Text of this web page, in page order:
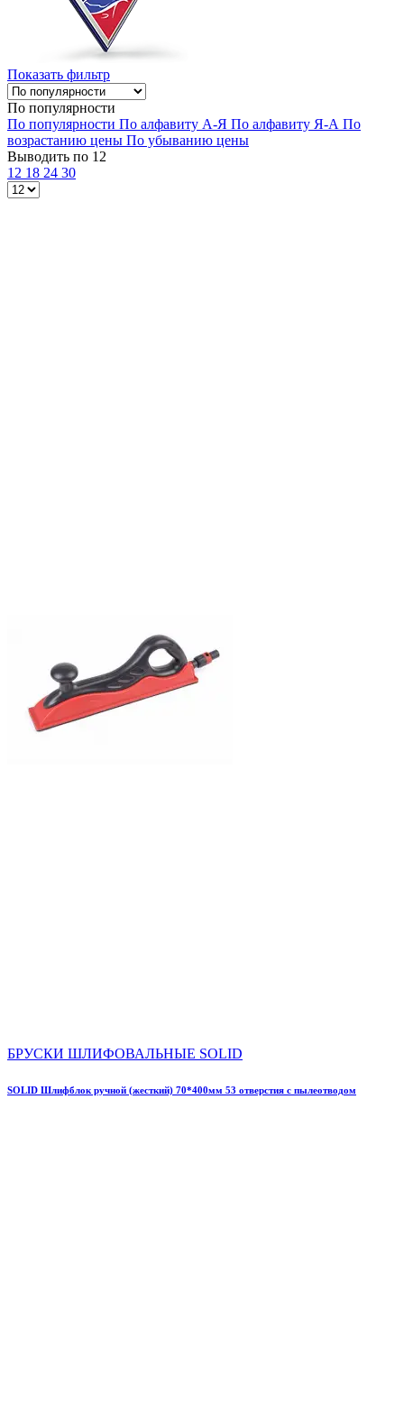
Показать фильтр
По популярности
По популярности По алфавиту А-Я По алфавиту Я-А По
возрастанию цены По убыванию цены
Выводить по 12
12 18 24 30
БРУСКИ ШЛИФОВАЛЬНЫЕ SOLID
SOLID Шлифблок ручной (жесткий) 70*400мм 53 отверстия с пылеотводом